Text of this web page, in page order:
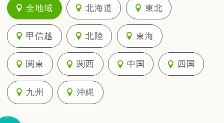
全地域 北海道 東北
甲信越 北陸 東海
関東 関西 中国 四国
九州 沖縄